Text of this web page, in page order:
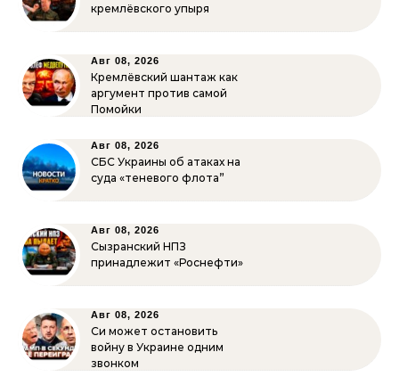
кремлёвского упыря
Авг 08, 2026
Кремлёвский шантаж как
аргумент против самой
Помойки
Авг 08, 2026
СБС Украины об атаках на
суда «теневого флота”
Авг 08, 2026
Сызранский НПЗ
принадлежит «Роснефти»
Авг 08, 2026
Си может остановить
войну в Украине одним
звонком